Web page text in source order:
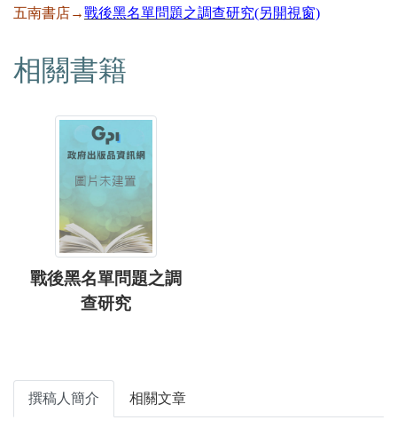
五南書店→戰後黑名單問題之調查研究(另開視窗)
相關書籍
戰後黑名單問題之調
查研究
撰稿人簡介 相關文章